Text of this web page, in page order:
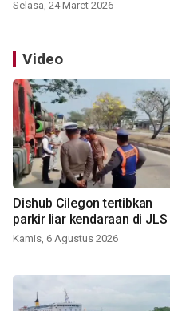
Selasa, 24 Maret 2026
Video
Dishub Cilegon tertibkan
parkir liar kendaraan di JLS
Kamis, 6 Agustus 2026